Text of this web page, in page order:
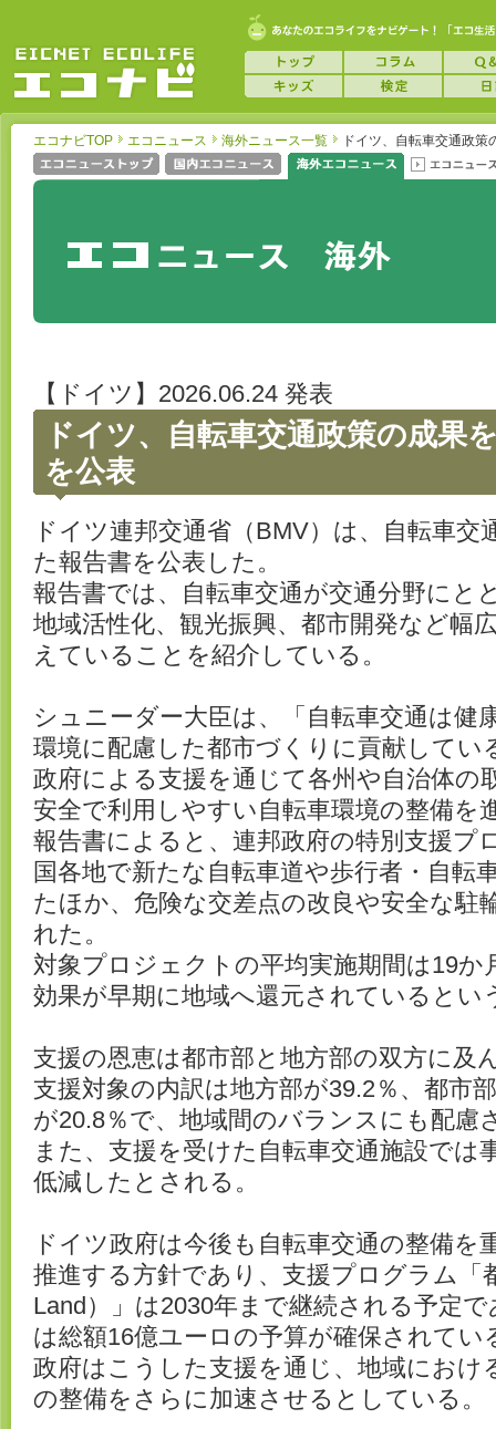
エコナビTOP エコニュース 海外ニュース一覧 ドイツ、自転車交通政
【ドイツ】2026.06.24 発表
ドイツ、自転車交通政策の成果
を公表
ドイツ連邦交通省（BMV）は、自転車
た報告書を公表した。
報告書では、自転車交通が交通分野にと
地域活性化、観光振興、都市開発など幅
えていることを紹介している。
シュニーダー大臣は、「自転車交通は健
環境に配慮した都市づくりに貢献してい
政府による支援を通じて各州や自治体の
安全で利用しやすい自転車環境の整備を
報告書によると、連邦政府の特別支援プ
国各地で新たな自転車道や歩行者・自転
たほか、危険な交差点の改良や安全な駐
れた。
対象プロジェクトの平均実施期間は19か
効果が早期に地域へ還元されているとい
支援の恩恵は都市部と地方部の双方に及
支援対象の内訳は地方部が39.2％、都市
が20.8％で、地域間のバランスにも配慮
また、支援を受けた自転車交通施設では
低減したとされる。
ドイツ政府は今後も自転車交通の整備を
推進する方針であり、支援プログラム「
Land）」は2030年まで継続される予定
は総額16億ユーロの予算が確保されてい
政府はこうした支援を通じ、地域におけ
の整備をさらに加速させるとしている。